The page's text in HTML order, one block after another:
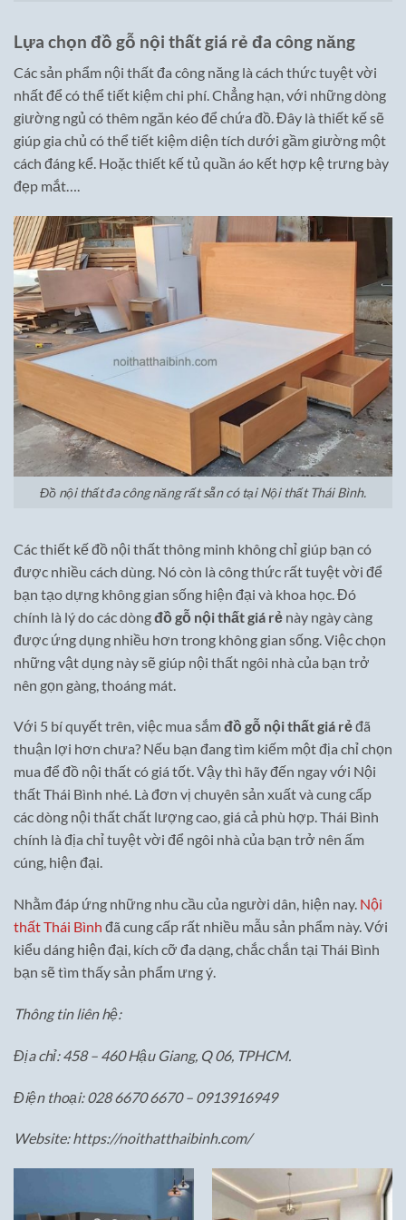
Lựa chọn đồ gỗ nội thất giá rẻ đa công năng
Các sản phẩm nội thất đa công năng là cách thức tuyệt vời
nhất để có thể tiết kiệm chi phí. Chẳng hạn, với những dòng
giường ngủ có thêm ngăn kéo để chứa đồ. Đây là thiết kế sẽ
giúp gia chủ có thể tiết kiệm diện tích dưới gầm giường một
cách đáng kể. Hoặc thiết kế tủ quần áo kết hợp kệ trưng bày
đẹp mắt….
Đồ nội thất đa công năng rất sẵn có tại Nội thất Thái Bình.
Các thiết kế đồ nội thất thông minh không chỉ giúp bạn có
được nhiều cách dùng. Nó còn là công thức rất tuyệt vời để
bạn tạo dựng không gian sống hiện đại và khoa học. Đó
chính là lý do các dòngđồ gỗ nội thất giá rẻ này ngày càng
được ứng dụng nhiều hơn trong không gian sống. Việc chọn
những vật dụng này sẽ giúp nội thất ngôi nhà của bạn trở
nên gọn gàng, thoáng mát.
Với 5 bí quyết trên, việc mua sắmđồ gỗ nội thất giá rẻđã
thuận lợi hơn chưa? Nếu bạn đang tìm kiếm một địa chỉ chọn
mua để đồ nội thất có giá tốt. Vậy thì hãy đến ngay với Nội
thất Thái Bình nhé. Là đơn vị chuyên sản xuất và cung cấp
các dòng nội thất chất lượng cao, giá cả phù hợp. Thái Bình
chính là địa chỉ tuyệt vời để ngôi nhà của bạn trở nên ấm
cúng, hiện đại.
Nhằm đáp ứng những nhu cầu của người dân, hiện nay. Nội
thất Thái Bình đã cung cấp rất nhiều mẫu sản phẩm này. Với
kiểu dáng hiện đại, kích cỡ đa dạng, chắc chắn tại Thái Bình
bạn sẽ tìm thấy sản phẩm ưng ý.
Thông tin liên hệ:
Địa chỉ: 458 – 460 Hậu Giang, Q 06, TPHCM.
Điện thoại: 028 6670 6670 – 0913916949
Website: https://noithatthaibinh.com/